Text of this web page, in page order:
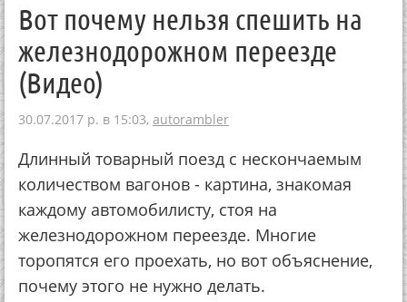
Вот почему нельзя спешить на
железнодорожном переезде
(Видео)
30.07.2017 р. в 15:03, autorambler
Длинный товарный поезд с нескончаемым
количеством вагонов - картина, знакомая
каждому автомобилисту, стоя на
железнодорожном переезде. Многие
торопятся его проехать, но вот объяснение,
почему этого не нужно делать.